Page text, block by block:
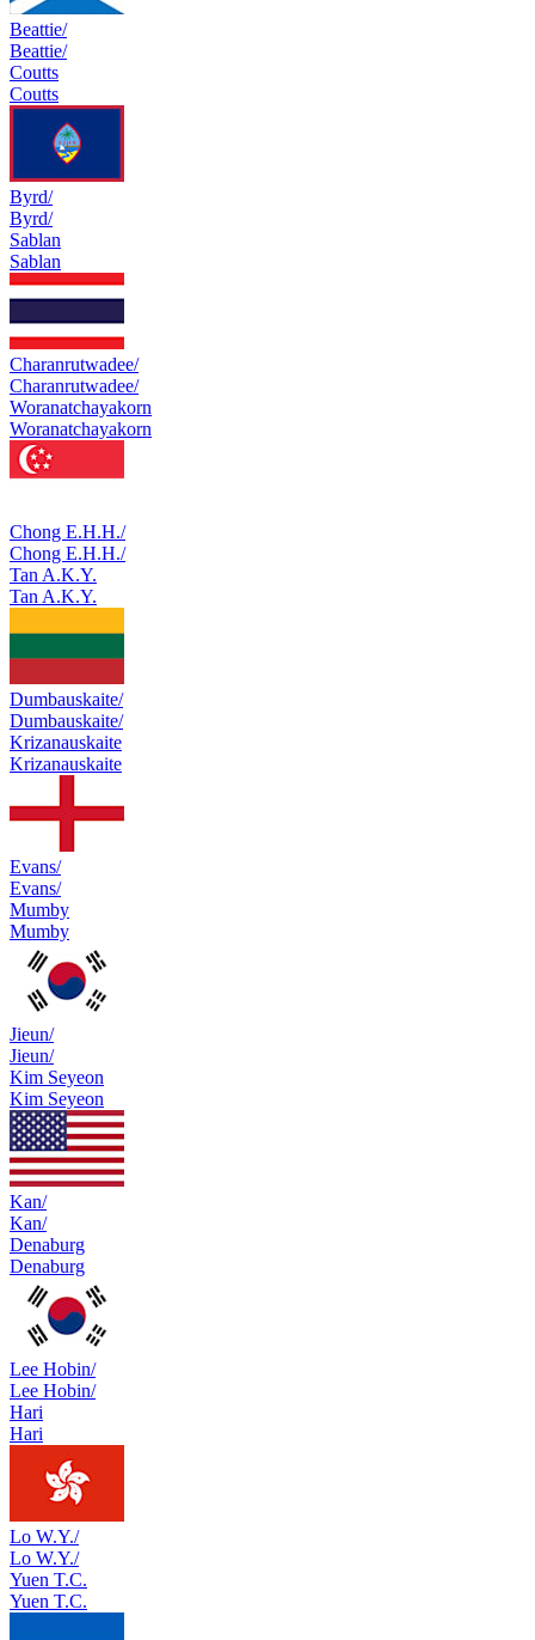
Beattie/
Beattie/
Coutts
Coutts
Byrd/
Byrd/
Sablan
Sablan
Charanrutwadee/
Charanrutwadee/
Woranatchayakorn
Woranatchayakorn
Chong E.H.H./
Chong E.H.H./
Tan A.K.Y.
Tan A.K.Y.
Dumbauskaite/
Dumbauskaite/
Krizanauskaite
Krizanauskaite
Evans/
Evans/
Mumby
Mumby
Jieun/
Jieun/
Kim Seyeon
Kim Seyeon
Kan/
Kan/
Denaburg
Denaburg
Lee Hobin/
Lee Hobin/
Hari
Hari
Lo W.Y./
Lo W.Y./
Yuen T.C.
Yuen T.C.